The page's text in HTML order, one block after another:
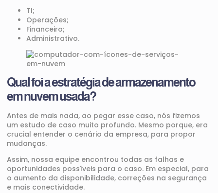
TI;
Operações;
Financeiro;
Administrativo.
Qual foi a estratégia de armazenamento
em nuvem usada?
Antes de mais nada, ao pegar esse caso, nós fizemos
um estudo de caso muito profundo. Mesmo porque, era
crucial entender o cenário da empresa, para propor
mudanças.
Assim, nossa equipe encontrou todas as falhas e
oportunidades possíveis para o caso. Em especial, para
o aumento da disponibilidade, correções na segurança
e mais conectividade.